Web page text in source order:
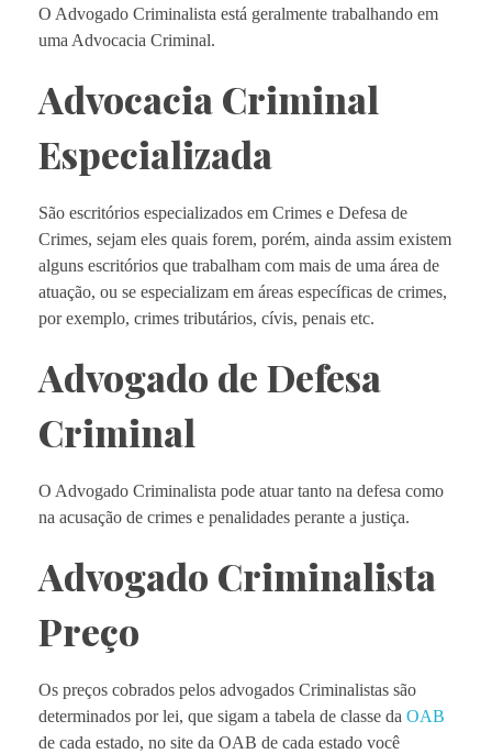
O Advogado Criminalista está geralmente trabalhando em
uma Advocacia Criminal.
Advocacia Criminal
Especializada
São escritórios especializados em Crimes e Defesa de
Crimes, sejam eles quais forem, porém, ainda assim existem
alguns escritórios que trabalham com mais de uma área de
atuação, ou se especializam em áreas específicas de crimes,
por exemplo, crimes tributários, cívis, penais etc.
Advogado de Defesa
Criminal
O Advogado Criminalista pode atuar tanto na defesa como
na acusação de crimes e penalidades perante a justiça.
Advogado Criminalista
Preço
Os preços cobrados pelos advogados Criminalistas são
determinados por lei, que sigam a tabela de classe da OAB
de cada estado, no site da OAB de cada estado você